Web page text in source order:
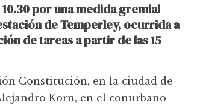
por una medida gremial
de Temperley, ocurrida a
de tareas a partir de las 15
Constitución, en la ciudad de
Korn, en el conurbano